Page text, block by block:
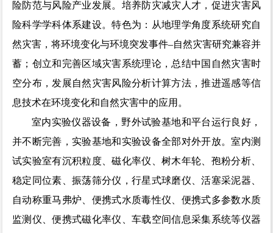
险防范与风险产业发展。培养防灾减灾人才，促进灾害风
险科学学科体系建设。特色为：从地理学角度系统研究自
然灾害，将环境变化与环境突发事件–自然灾害研究兼容并
蓄；创立和完善区域灾害系统理论，总结中国自然灾害时
空分布，发展自然灾害风险分析计算方法，推进遥感等信
息技术在环境变化和自然灾害中的应用。
室内实验仪器设备，野外试验基地和平台运行良好，
并不断完善，实验基地和实验设备全部对外开放。室内测
试实验室有沉积粒度、磁化率仪、树木年轮、孢粉分析、
稳定同位素、振荡筛分仪，行星式球磨仪、活塞采泥器、
自动称重马弗炉、便携式水质毒性仪、便携式多参数水质
监测仪、便携式磁化率仪、车载空间信息采集系统等仪器